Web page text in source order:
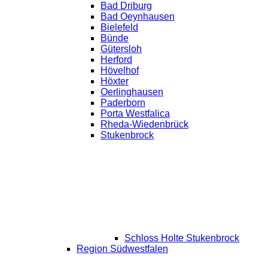
Bad Driburg
Bad Oeynhausen
Bielefeld
Bünde
Gütersloh
Herford
Hövelhof
Höxter
Oerlinghausen
Paderborn
Porta Westfalica
Rheda-Wiedenbrück
Stukenbrock
Schloss Holte Stukenbrock
Region Südwestfalen